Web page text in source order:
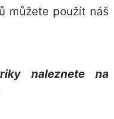
můžete použít náš
naleznete na